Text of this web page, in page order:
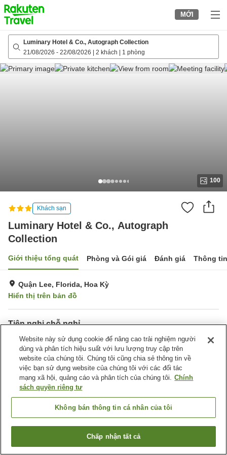
to
top
page
MỚI
Luminary Hotel & Co., Autograph Collection
21/08/2026 - 22/08/2026 2 khách 1 phòng
100
Khách sạn
Luminary Hotel & Co., Autograph
Collection
Giới thiệu tổng quát Phòng và Gói giá Đánh giá Thông
Quận Lee, Florida, Hoa Kỳ
Hiển thị trên bản đồ
Tiện nghi chỗ nghỉ
Wi-Fi
Hồ bơi
Bar
Trang chủ Hoa Kỳ Florida
Quận Lee
Luminary Hotel & Co., Autograph Collection
Tìm phòng trống
Website này sử dụng cookie để nâng cao trải nghiệm người
dùng và phân tích hiệu suất với lưu lượng truy cập trên
website của chúng tôi. Chúng tôi cũng chia sẻ thông tin về
việc bạn sử dụng website của chúng tôi với các đối tác
mạng xã hội, quảng cáo và phân tích của chúng tôi. Chính
sách quyền riêng tư
Không bán thông tin cá nhân của tôi
Chấp nhận tất cả